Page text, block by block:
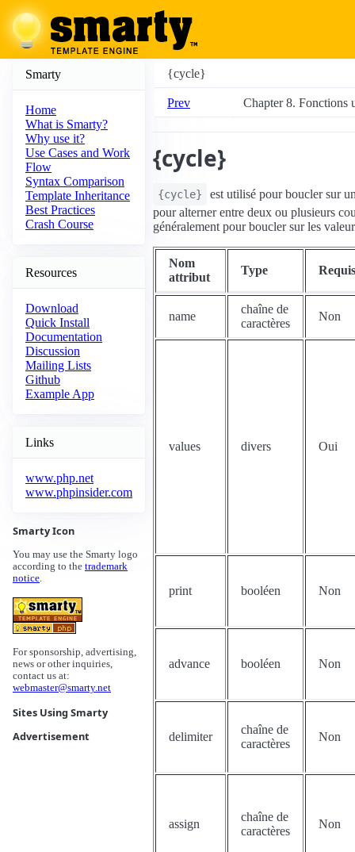
Smarty
Home
What is Smarty?
Why use it?
Use Cases and Work
Flow
Syntax Comparison
Template Inheritance
Best Practices
Crash Course
Resources
Download
Quick Install
Documentation
Discussion
Mailing Lists
Github
Example App
Links
www.php.net
www.phpinsider.com
Smarty Icon
You may use the Smarty logo
according to the trademark
notice.
For sponsorship, advertising,
news or other inquiries,
contact us at:
webmaster@smarty.net
Sites Using Smarty
Advertisement
{cycle}
Prev Chapter 8. Fonctions
{cycle}
{cycle}
est utilisé pour boucler sur
pour alterner entre deux ou plusieurs
généralement pour boucler sur les
Nom
attribut
Type Requis
name
chaîne de
caractères
Non
values divers Oui
print booléen Non
advance booléen Non
delimiter
chaîne de
caractères
Non
assign
chaîne de
caractères
Non